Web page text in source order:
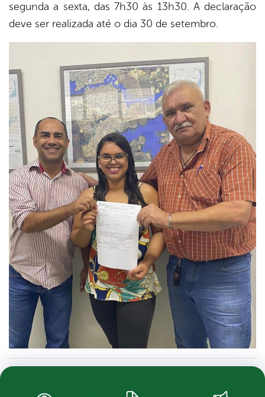
segunda a sexta, das 7h30 às 13h30. A declaração
deve ser realizada até o dia 30 de setembro.